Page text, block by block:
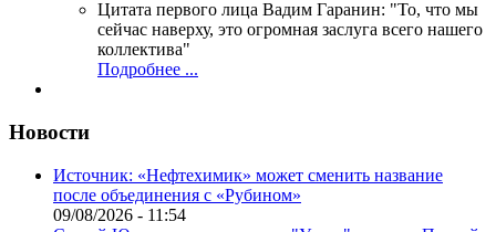
Цитата первого лица Вадим Гаранин: "То, что мы
сейчас наверху, это огромная заслуга всего нашего
коллектива"
Подробнее ...
Новости
Источник: «Нефтехимик» может сменить название
после объединения с «Рубином»
09/08/2026 - 11:54